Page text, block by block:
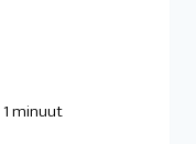
1minuut